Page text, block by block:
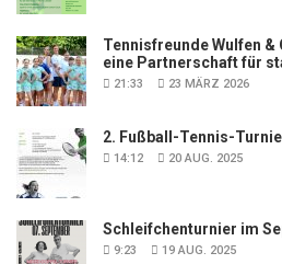
Tennisfreunde Wulfen &
eine Partnerschaft für
21:33 23 MÄRZ 2026
2. Fußball-Tennis-
14:12 20 AUG. 2025
Schleifchenturnier im
9:23 19 AUG. 2025